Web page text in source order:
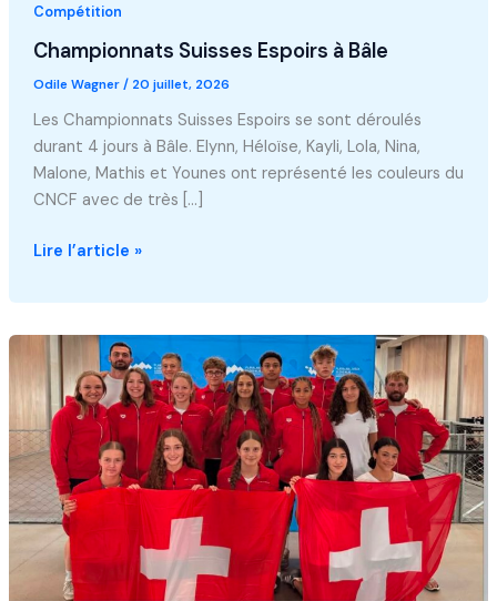
Compétition
Championnats Suisses Espoirs à Bâle
Odile Wagner/ 20 juillet, 2026
Les Championnats Suisses Espoirs se sont déroulés
durant 4 jours à Bâle. Elynn, Héloïse, Kayli, Lola, Nina,
Malone, Mathis et Younes ont représenté les couleurs du
CNCF avec de très […]
Championnats
Espoirs
à
Bâle
Lire l’article »